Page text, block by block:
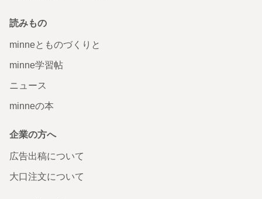
読みもの
minneとものづくりと
minne学習帖
ニュース
minneの本
企業の方へ
広告出稿について
大口注文について